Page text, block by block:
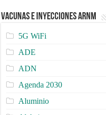
Vacunas e Inyecciones ARNm
5G WiFi
ADE
ADN
Agenda 2030
Aluminio